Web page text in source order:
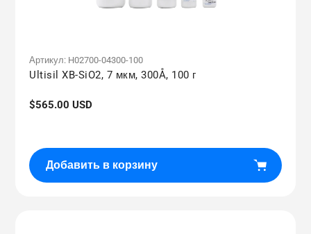
Артикул: H02700-04300-100
Ultisil XB-SiO2, 7 мкм, 300Å, 100 г
Обычная
$565.00 USD
Добавить в корзину